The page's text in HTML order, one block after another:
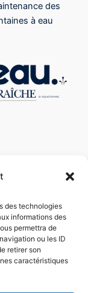
des technologies
informations des
permettra de
ou les ID
retirer son
caractéristiques
des
à eau